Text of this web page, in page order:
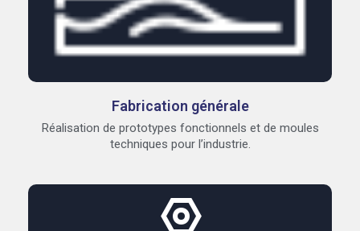
Fabrication générale
Réalisation de prototypes fonctionnels et de moules
techniques pour l’industrie.